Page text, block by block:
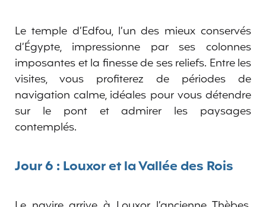
Le temple d’Edfou, l’un des mieux conservés
d’Égypte, impressionne par ses colonnes
imposantes et la finesse de ses reliefs. Entre les
visites, vous profiterez de périodes de
navigation calme, idéales pour vous détendre
sur le pont et admirer les paysages
contemplés.
Jour 6 : Louxor et la Vallée des Rois